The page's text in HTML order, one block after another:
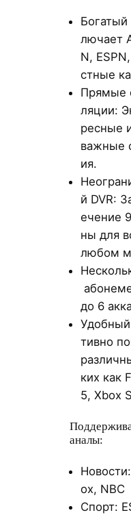
лючает
N,
стные
Прямые
ляции:
ресные
важные
ия.
й DVR:
ечение
ны для
любом
до 6
тивно
ких как
5, Xbox
аналы:
ox, NBC
Спорт: